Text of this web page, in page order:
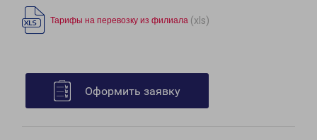
Тарифы на перевозку из филиала (xls)
Оформить заявку